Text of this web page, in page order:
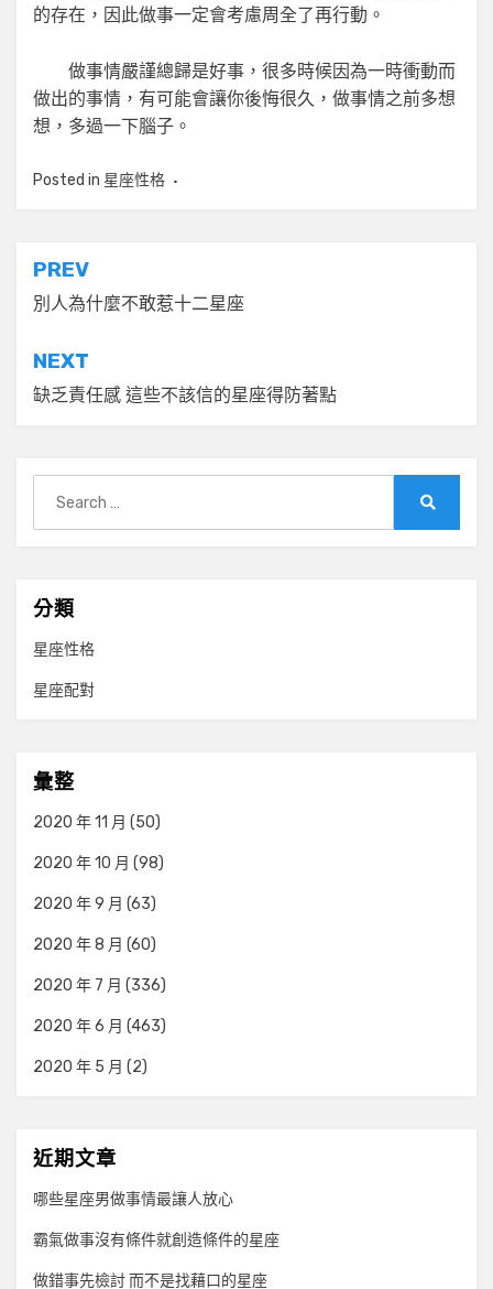
的存在，因此做事一定會考慮周全了再行動。
做事情嚴謹總歸是好事，很多時候因為一時衝動而
做出的事情，有可能會讓你後悔很久，做事情之前多想
想，多過一下腦子。
Posted in 星座性格
文
章
導
覽
PREV
別人為什麼不敢惹十二星座
NEXT
缺乏責任感 這些不該信的星座得防著點
for:
分類
星座性格
星座配對
彙整
2020 年 11 月 (50)
2020 年 10 月 (98)
2020 年 9 月 (63)
2020 年 8 月 (60)
2020 年 7 月 (336)
2020 年 6 月 (463)
2020 年 5 月 (2)
近期文章
哪些星座男做事情最讓人放心
霸氣做事沒有條件就創造條件的星座
做錯事先檢討 而不是找藉口的星座